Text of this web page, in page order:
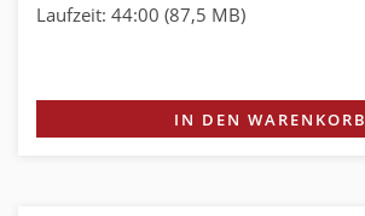
Laufzeit: 44:00 (87,5 MB)
IN DEN WARENKORB